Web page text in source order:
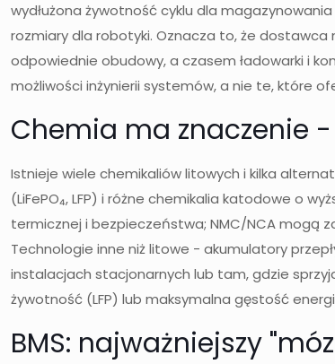
wydłużona żywotność cyklu dla
rozmiary dla robotyki. Oznacza to, że dostawca
odpowiednie obudowy, a czasem ładowarki i
możliwości inżynierii systemów, a nie te, które
Chemia ma znaczenie
Istnieje wiele chemikaliów litowych i kilka
(LiFePO₄, LFP) i różne chemikalia katodowe o
termicznej i bezpieczeństwa; NMC/NCA mogą
Technologie inne niż litowe - akumulatory
instalacjach stacjonarnych lub tam, gdzie
żywotność (LFP) lub maksymalna gęstość
BMS: najważniejszy